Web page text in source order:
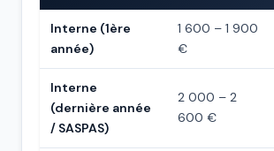
Interne (1ère
année)
1 600 – 1 900
€
Interne
(dernière année
/ SASPAS)
2 000 – 2
600 €